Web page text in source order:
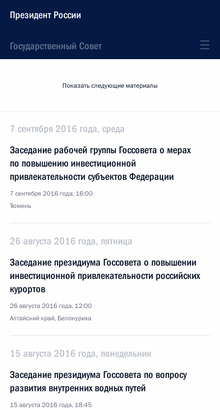
Президент России
Государственный Совет
Показать следующие материалы
7 сентября 2016 года, среда
Заседание рабочей группы Госсовета о мерах
по повышению инвестиционной
привлекательности субъектов Федерации
7 сентября 2016 года, 16:00
Тюмень
26 августа 2016 года, пятница
Заседание президиума Госсовета о повышении
инвестиционной привлекательности российских
курортов
26 августа 2016 года, 12:00
Алтайский край, Белокуриха
15 августа 2016 года, понедельник
Заседание президиума Госсовета по вопросу
развития внутренних водных путей
15 августа 2016 года, 18:45